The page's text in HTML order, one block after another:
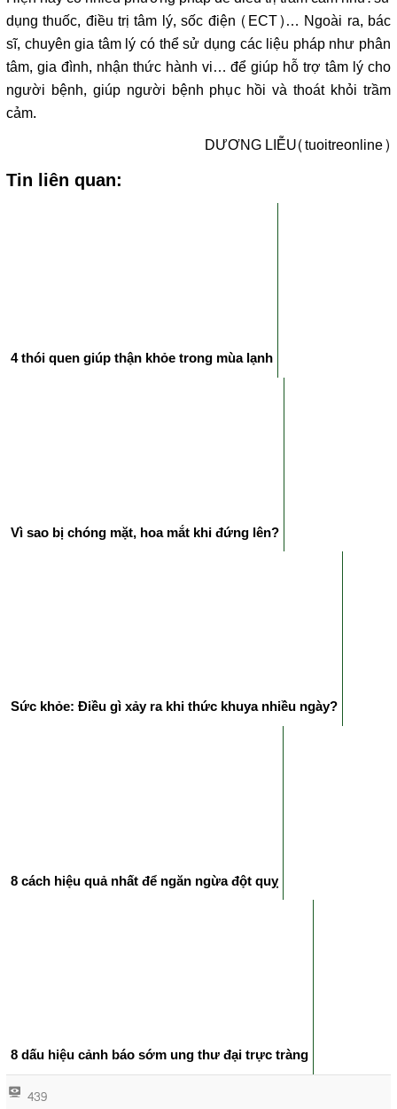
dụng thuốc, điều trị tâm lý, sốc điện (ECT)… Ngoài ra, bác
sĩ, chuyên gia tâm lý có thể sử dụng các liệu pháp như phân
tâm, gia đình, nhận thức hành vi… để giúp hỗ trợ tâm lý cho
người bệnh, giúp người bệnh phục hồi và thoát khỏi trầm
cảm.
DƯƠNG LIỄU(tuoitreonline)
Tin liên quan:
4 thói quen giúp thận khỏe trong mùa lạnh
Vì sao bị chóng mặt, hoa mắt khi đứng lên?
Sức khỏe: Điều gì xảy ra khi thức khuya nhiều ngày?
8 cách hiệu quả nhất để ngăn ngừa đột quỵ
8 dấu hiệu cảnh báo sớm ung thư đại trực tràng
439